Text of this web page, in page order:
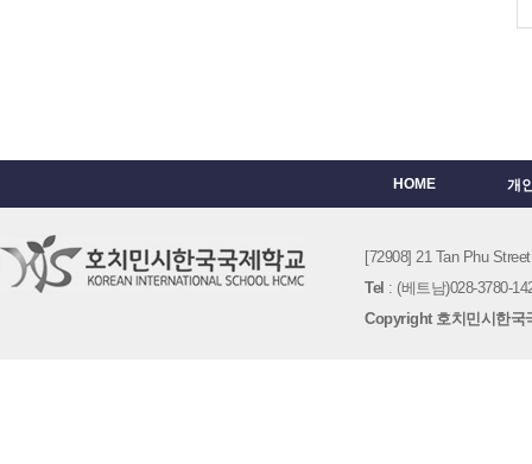
HOME 개
[72908] 21 Tan Phu
Tel : (베트남)028-3780-
Copyright 호치민시한국